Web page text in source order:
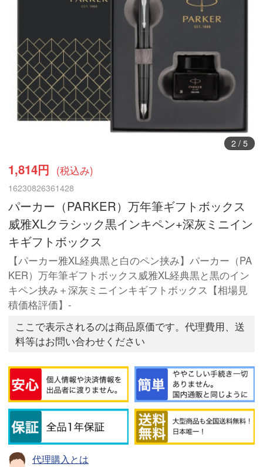
3/ 5
1,814円 (税込み)
16230826361428
パーカー（PARKER）万年筆ギフトボックス
威雅XLクラシック黒インキペン+深灰ミニイン
キギフトボックス
【パーカー雅XL経典黒と白のペン挟み】パーカー（PA
KER）万年筆ギフトボックス威雅XL経典黒と黒のイン
キペン挟み＋深灰ミニインキギフトボックス【相場見
積価格評価】-
ここで表示されるのは商品原価です。代理費用、送
料等はお問い合わせください
代理購入とは